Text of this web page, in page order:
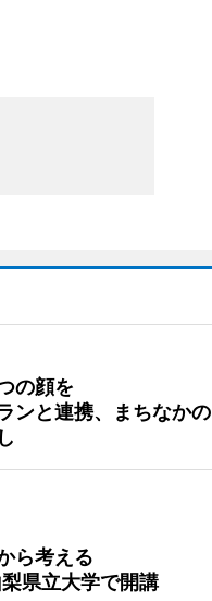
の顔を
と連携、まちなかの
ら考える
県立大学で開講